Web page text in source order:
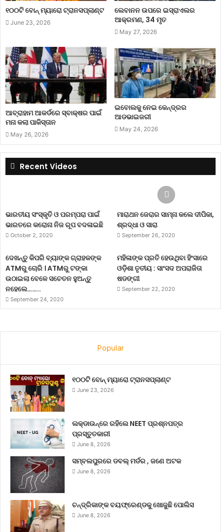
୧୦୦ଟି ବୋନ୍ ମ୍ୟାରୋ ଟ୍ରାନସପ୍ଲାଣ୍ଟ
June 23, 2026
ଲେବାନନ ଉପରେ ଇସ୍ରାଏଲର
ଆକ୍ରମଣ, 34 ମୃତ
May 27, 2026
ଆବ୍ରାହାମ ଆକର୍ଡରେ ସ୍ବାକ୍ଷର ପାଇଁ
ମନା କଲା ପାକିସ୍ତାନ
May 26, 2026
ଇବୋଲକୁ ନେଇ କେନ୍ଦ୍ରର
ଆଡଭାଇଜରୀ
May 24, 2026
Recent Videos
ଭାରତୀୟ ସଂସ୍କୃତି ଓ ପରମ୍ପରା ପାଇଁ
ଭାରତରେ କରୋନା ନିଜ ରୂପ ବଦଳାଇଛି
October 2, 2020
ମାରାଥନ ଜେରାର ସାମ୍ନା କଲେ ଦୀପିକା,
ଶ୍ରଦ୍ଧା ଓ ସାରା
September 26, 2020
ଦେଖନ୍ତୁ କିପରି ବ୍ୟାଙ୍କ ଗ୍ରାହକଙ୍କ
ATMରୁ ଚୋରି । ATMରୁ ଟଙ୍କା
ଉଠାଇଲା ବେଳେ ସଚେତନ ହୁଅନ୍ତୁ
ନହେଲେ……..
September 24, 2020
ମହିଳାଙ୍କ ପ୍ରତି ହେଉଥିବା ହିଂସାରେ
ଓଡ଼ିଶା ତୃତୀୟ : ସାଂସଦ ଅପରାଜିତା
ଷଡଙ୍ଗୀ
September 22, 2020
Popular
୧୦୦ଟି ବୋନ୍ ମ୍ୟାରୋ ଟ୍ରାନସପ୍ଲାଣ୍ଟ
June 23, 2026
ଲକ୍‌ଡାଉନ୍‌ରେ ରହିଲେ NEET ପ୍ରଶ୍ନପତ୍ର
ପ୍ରସ୍ତୁତକାରୀ
June 8, 2026
ସମ୍ବଲପୁରରେ ଡବଲ୍ ମର୍ଡର , ଜଣେ ଅଟକ
June 8, 2026
ଚନ୍ଦ୍ରିକାଙ୍କ ବୟଫ୍ରେଣ୍ଡକୁ ଖୋଜୁଛି ପୋଲିସ
June 8, 2026